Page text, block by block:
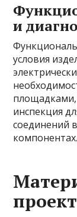
и
условия
площадками,
инспекция
соединений
компонентах.